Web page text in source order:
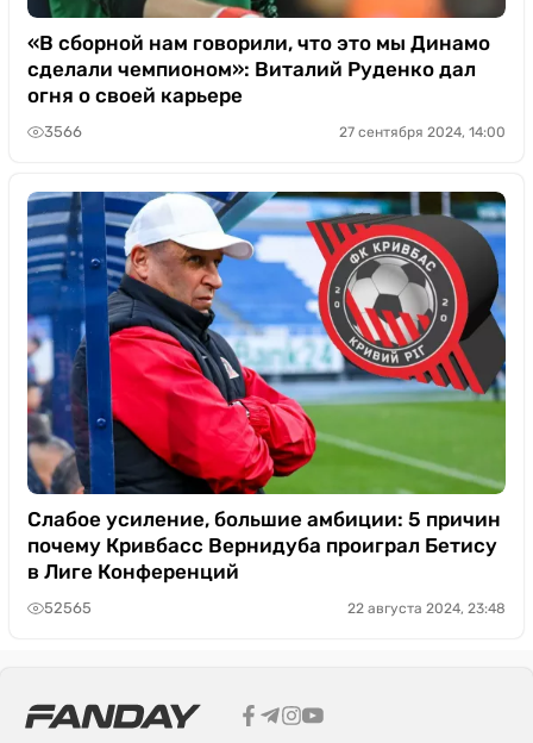
«В сборной нам говорили, что это мы Динамо
сделали чемпионом»: Виталий Руденко дал
огня о своей карьере
3566 27 сентября 2024, 14:00
Слабое усиление, большие амбиции: 5 причин
почему Кривбасс Вернидуба проиграл Бетису
в Лиге Конференций
52565 22 августа 2024, 23:48